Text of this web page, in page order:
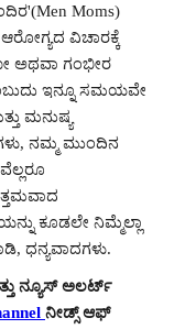
Moms)
ವಿಚಾರಕ್ಕೆ
ಅಥವಾ ಗಂಭೀರ
ಇನ್ನೂ ಸಮಯವೇ
ಮನುಷ್ಯ
ನಮ್ಮ ಮುಂದಿನ
ಕೂಡಲೇ ನಿಮ್ಮೆಲ್ಲಾ
ಧನ್ಯವಾದಗಳು.
ನ್ಯೂಸ್ ಅಲರ್ಟ್
ನೀಡ್ಸ್ ಆಫ್